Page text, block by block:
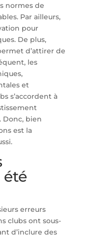
normes de
Par ailleurs,
pour
De plus,
d’attirer de
les
et
s’accordent à
Donc, bien
est la
erreurs
clubs ont sous-
d’inclure des